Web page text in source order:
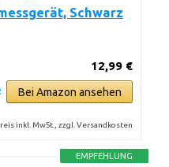
Schwarz
12,99 €
Bei Amazon ansehen
inkl. MwSt., zzgl. Versandkosten
EMPFEHLUNG